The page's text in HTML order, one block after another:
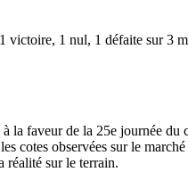
1 nul, 1 défaite sur 3
faveur de la 25e journée
cotes observées sur le
réalité sur le terrain.